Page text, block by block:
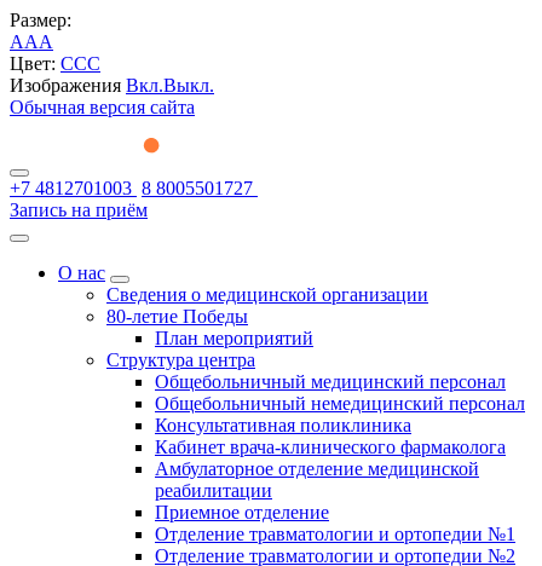
Размер:
AAA
Цвет: CCC
Изображения Вкл.Выкл.
Обычная версия сайта
+7 4812701003 8 8005501727
Запись на приём
О нас
Сведения о медицинской организации
80-летие Победы
План мероприятий
Структура центра
Общебольничный медицинский персонал
Общебольничный немедицинский персонал
Консультативная поликлиника
Кабинет врача-клинического фармаколога
Амбулаторное отделение медицинской
реабилитации
Приемное отделение
Отделение травматологии и ортопедии №1
Отделение травматологии и ортопедии №2